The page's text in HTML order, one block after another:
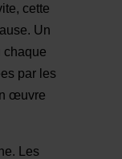
cette
Un
chaque
par les
œuvre
Les